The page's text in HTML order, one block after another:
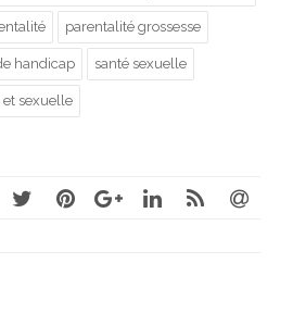
parentalité grossesse
handicap santé sexuelle
et sexuelle